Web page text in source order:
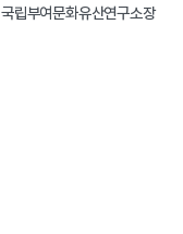
                                                                                                 국립부여문화유산연구소장